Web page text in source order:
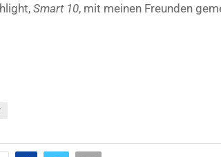
Smart 10, mit meinen Freunden